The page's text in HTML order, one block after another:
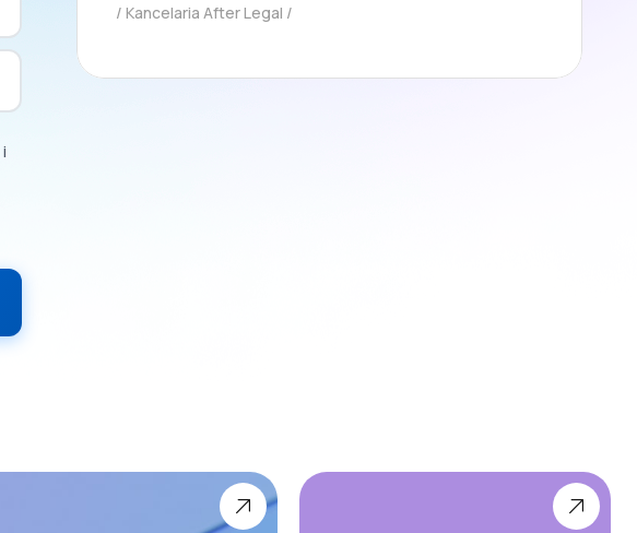
i
Kancelaria After Legal